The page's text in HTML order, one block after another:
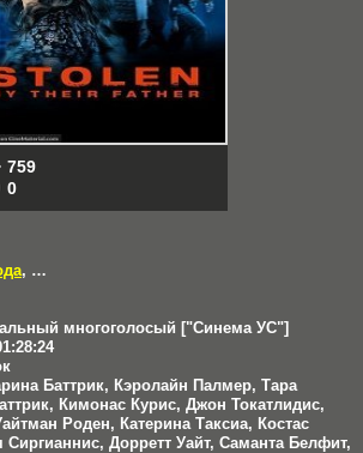
759
0
, Драмы
многоголосый ["Синема УС"]
Баттрик, Кэролайн Палмер, Тара
Кимонас Курис, Джон Токатлидис,
Роден, Катерина Таксиа, Костас
Сиргианнис, Дорретт Уайт, Саманта Белфит,